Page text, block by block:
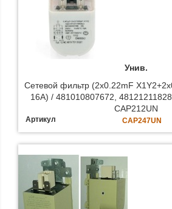
Унив.
Сетевой фильтр (2x0.22mF
16A) / 481010807672,
CAP212UN
Артикул CAP247UN